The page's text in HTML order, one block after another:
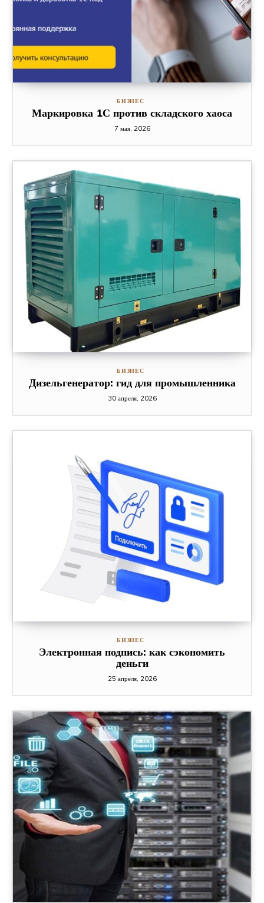
БИЗНЕС
Маркировка 1С против складского хаоса
7 мая, 2026
БИЗНЕС
Дизельгенератор: гид для промышленника
30 апреля, 2026
БИЗНЕС
Электронная подпись: как сэкономить
деньги
25 апреля, 2026